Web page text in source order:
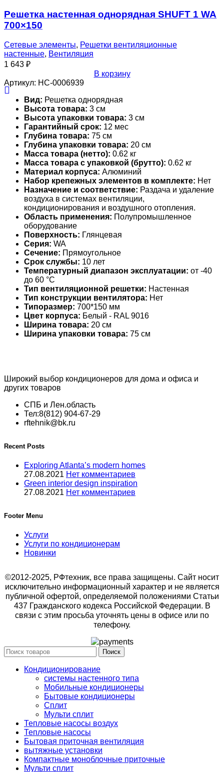
Решетка настенная однорядная SHUFT 1 WA
700×150
Сетевые элементы, Решетки вентиляционные
настенные, Вентиляция
1 643 ₽
В корзину
Артикул: НС-0006939
Вид: Решетка однорядная
Высота товара: 3 см
Высота упаковки товара: 3 см
Гарантийный срок: 12 мес
Глубина товара: 75 см
Глубина упаковки товара: 20 см
Масса товара (нетто): 0.62 кг
Масса товара с упаковкой (брутто): 0.62 кг
Материал корпуса: Алюминий
Набор крепежных элементов в комплекте: Нет
Назначение и соответствие: Раздача и удаление
воздуха в системах вентиляции,
кондиционирования и воздушного отопления.
Область применения: Полупромышленное
оборудование
Поверхность: Глянцевая
Серия: WA
Сечение: Прямоугольное
Срок службы: 10 лет
Температурный диапазон эксплуатации: от -40
до 60 °С
Тип вентиляционной решетки: Настенная
Тип конструкции вентилятора: Нет
Типоразмер: 700*150 мм
Цвет корпуса: Белый - RAL 9016
Ширина товара: 20 см
Ширина упаковки товара: 75 см
Широкий выбор кондиционеров для дома и офиса и
других товаров
СПБ и Лен.область
Тел:8(812) 904-67-29
rftehnik@bk.ru
Recent Posts
Exploring Atlanta’s modern homes
27.08.2021 Нет комментариев
Green interior design inspiration
27.08.2021 Нет комментариев
Footer Menu
Услуги
Услуги по кондиционерам
Новинки
©2012-2025, РФтехник, все права защищены. Сайт носит
исключительно информационный характер и не является
публичной офертой, определяемой положениями Статьи
437 Гражданского кодекса Российской Федерации. В
связи с этим просьба уточнять цены в офисе или по
телефону.
Поиск
Кондиционирование
системы настенного типа
Мобильные кондиционеры
Бытовые кондиционеры
Сплит
Мульти сплит
Тепловые насосы воздух
Тепловые насосы
Бытовая приточная вентиляция
вытяжные установки
Компактные моноблочные приточные
Мульти сплит